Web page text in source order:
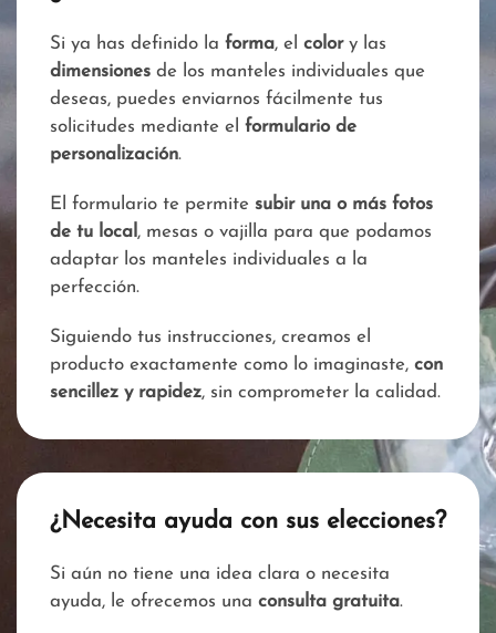
Si ya has definido la forma, el colory las
dimensiones de los manteles individuales que
deseas, puedes enviarnos fácilmente tus
solicitudes mediante el formulario de
personalización.
El formulario te permite subir una o más fotos
de tu local , mesas o vajilla para que podamos
adaptar los manteles individuales a la
perfección.
Siguiendo tus instrucciones, creamos el
producto exactamente como lo imaginaste, con
sencillez y rapidez, sin comprometer la calidad.
¿Necesita ayuda con sus elecciones?
Si aún no tiene una idea clara o necesita
ayuda, le ofrecemos una consulta gratuita.